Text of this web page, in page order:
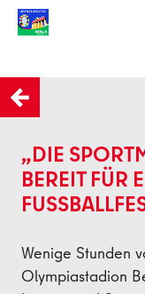
Skip to main content
„DIE
BEREIT FÜR
Wenige Stunden
Olympiastadion